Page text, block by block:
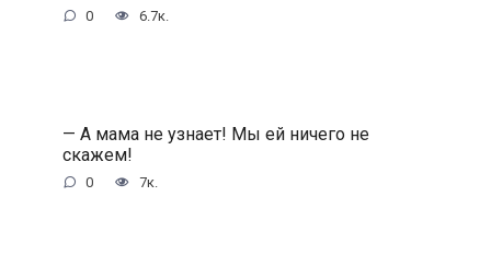
0 6.7к.
— А мама не узнает! Мы ей ничего не
скажем!
0 7к.